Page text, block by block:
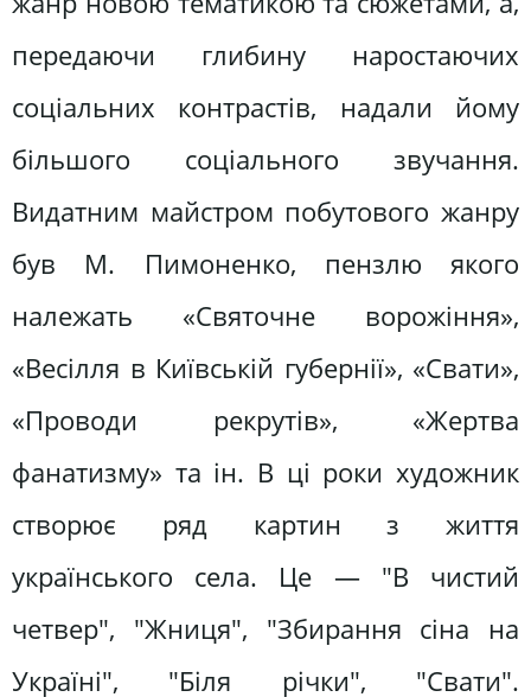
передаючи глибину наростаючих
соціальних контрастів, надали йому
більшого соціального звучання.
Видатним майстром побутового жанру
був М. Пимоненко, пензлю якого
належать «Святочне ворожіння»,
«Весілля в Київській губернії», «Свати»,
«Проводи рекрутів», «Жертва
фанатизму» та ін. В ці роки художник
створює ряд картин з життя
українського села. Це — "В чистий
четвер", "Жниця", "Збирання сіна на
Україні", "Біля річки", "Свати".